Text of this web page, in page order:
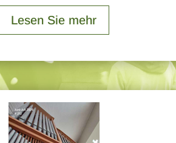
Lesen Sie mehr